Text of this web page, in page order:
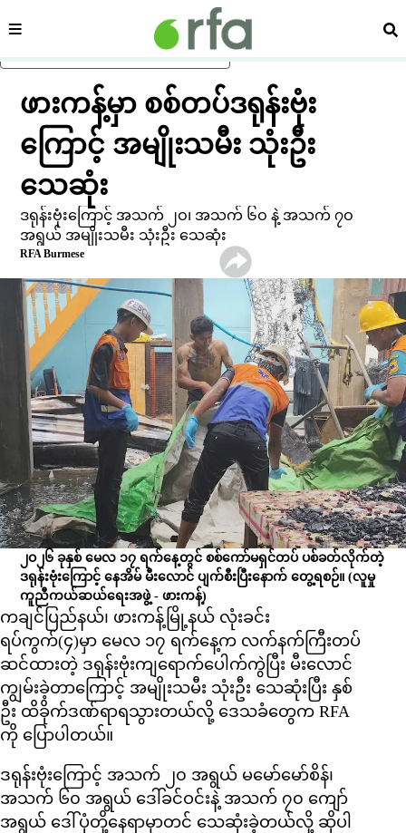
ပင်မအကြောင်းအရာသို့ ကျော်ရန်
ကဏ္ဍ ရှာ
ဖားကန့်မှာ စစ်တပ်ဒရုန်းဗုံး
ကြောင့် အမျိုးသမီး သုံးဦး
သေဆုံး
ဒရုန်းဗုံးကြောင့် အသက် ၂ဝ၊ အသက် ၆ဝ နဲ့ အသက် ၇ဝ
အရွယ် အမျိုးသမီး သုံးဦး သေဆုံး
RFA Burmese
၂ဝ၂၆ ခုနှစ် မေလ ၁၇ ရက်နေ့တွင် စစ်ကော်မရှင်တပ် ပစ်ခတ်လိုက်တဲ့
ဒရုန်းဗုံးကြောင့် နေအိမ် မီးလောင် ပျက်စီးပြီးနောက် တွေ့ရစဉ်။(လူမှု
ကူညီကယ်ဆယ်ရေးအဖွဲ့ - ဖားကန့်)
ကချင်ပြည်နယ်၊ ဖားကန့်မြို့နယ် လုံးခင်း
ရပ်ကွက်(၄)မှာ မေလ ၁၇ ရက်နေ့က လက်နက်ကြီးတပ်
ဆင်ထားတဲ့ ဒရုန်းဗုံးကျရောက်ပေါက်ကွဲပြီး မီးလောင်
ကျွမ်းခဲ့တာကြောင့် အမျိုးသမီး သုံးဦး သေဆုံးပြီး နှစ်
ဦး ထိခိုက်ဒဏ်ရာရသွားတယ်လို့ ဒေသခံတွေက RFA
ကို ပြောပါတယ်။
ဒရုန်းဗုံးကြောင့် အသက် ၂၀ အရွယ် မမော်မော်စိန်၊
အသက် ၆၀ အရွယ် ဒေါ်ခင်ဝင်းနဲ့ အသက် ၇၀ ကျော်
အရွယ် ဒေါ်ပုံတို့နေရာမှာတင် သေဆုံးခဲ့တယ်လို့ ဆိုပါ